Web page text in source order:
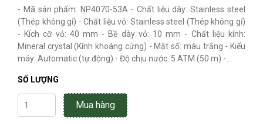
- Mã sản phẩm: NP4070-53A - Chất liệu dây: Stainless steel
(Thép không gỉ) - Chất liệu vỏ: Stainless steel (Thép không gỉ)
- Kích cỡ vỏ: 40 mm - Bề dày vỏ: 10 mm - Chất liệu kính:
Mineral crystal (Kính khoáng cứng) - Mặt số: màu trắng - Kiểu
máy: Automatic (tự động) - Độ chịu nước: 5 ATM (50 m) -...
SỐ LƯỢNG
Mua hàng